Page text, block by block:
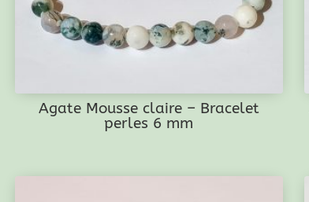
Agate Mousse claire – Bracelet
perles 6 mm